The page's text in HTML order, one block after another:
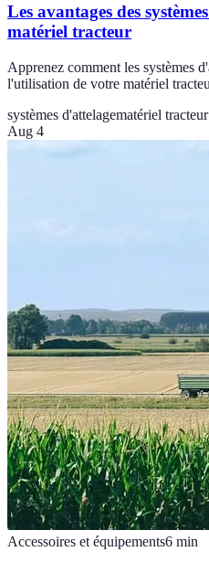
Les avantages des
matériel tracteur
Apprenez comment les systèmes
l'utilisation de votre matériel
systèmes d'attelagematériel tracteur
Aug 4
Accessoires et équipements6 min